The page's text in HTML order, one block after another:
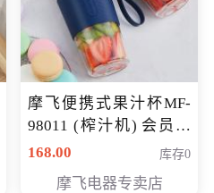
摩飞便携式果汁杯MF-
98011 (榨汁机) 会员专
享价138元
168.00 库存0
摩飞电器专卖店